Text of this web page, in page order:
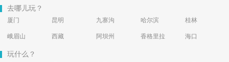
去哪儿玩？
厦门 昆明 九寨沟 哈尔滨 桂林
峨眉山 西藏 阿坝州 香格里拉 海口
玩什么？